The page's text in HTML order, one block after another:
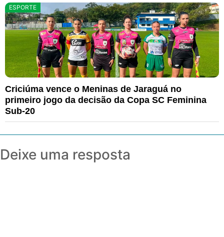
ESPORTE
Criciúma vence o Meninas de Jaraguá no
primeiro jogo da decisão da Copa SC Feminina
Sub-20
Deixe uma resposta